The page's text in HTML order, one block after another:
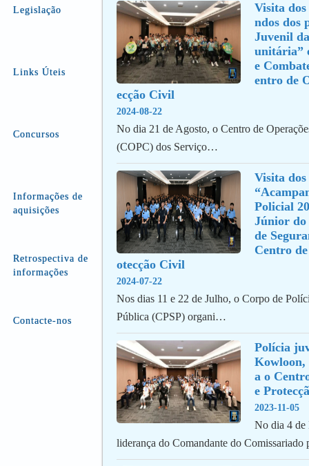
Legislação
Links Úteis
Concursos
Informações de
aquisições
Retrospectiva de
informações
Contacte-nos
Visita
ndos dos
Juvenil
unitária”
e
entro de
ecção Civil
2024-08-22
No dia 21 de Agosto, o Centro de
(COPC) dos Serviço…
Visita
Policial
Júnior do
de
Centro
otecção Civil
2024-07-22
Nos dias 11 e 22 de Julho, o Corpo de
Pública (CPSP) organi…
Polícia
Kowloon,
a o
e
2023-11-05
No dia 4 de
liderança do Comandante do